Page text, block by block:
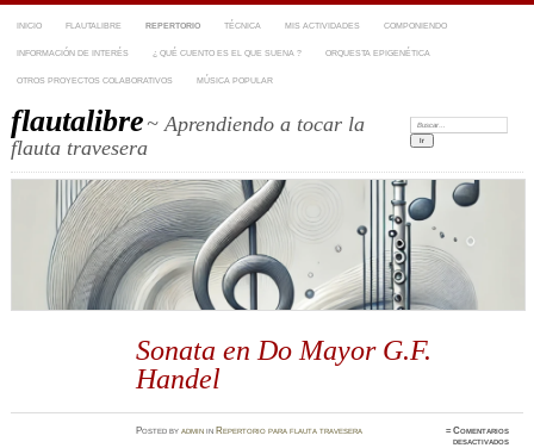
INICIO FLAUTALIBRE REPERTORIO TÉCNICA MIS ACTIVIDADES COMPONIENDO
INFORMACIÓN DE INTERÉS ¿ QUÉ CUENTO ES EL QUE SUENA ? ORQUESTA EPIGENÉTICA
OTROS PROYECTOS COLABORATIVOS MÚSICA POPULAR
flautalibre~ Aprendiendo a tocar la
flauta travesera
Buscar:
Sonata en Do Mayor G.F.
Handel
Postedbyadmin in Repertorio para flauta travesera ≈Comentarios
desactivadosen